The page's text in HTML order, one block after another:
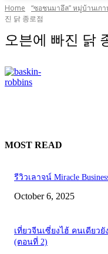
Home “ซอชนมาอึล” หมู่บ้านเก
진 닭 종로점
오븐에 빠진 닭
MOST READ
รีวิวเลาจน์ Miracle
October 6, 2025
เที่ยวจีนเซี่ยงไฮ้ คนเดียวยัง
(ตอนที่ 2)